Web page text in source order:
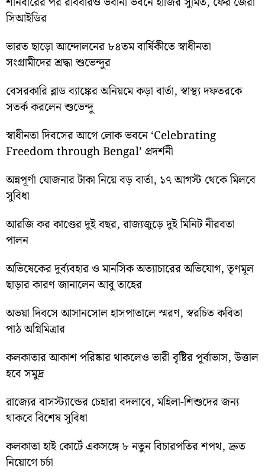
সিআইডির
ভারত ছাড়ো আন্দোলনের ৮৪তম বার্ষিকীতে স্বাধীনতা
সংগ্রামীদের শ্রদ্ধা শুভেন্দুর
বেসরকারি ব্লাড ব্যাঙ্কের অনিয়মে কড়া বার্তা, স্বাস্থ্য দফতরকে
সতর্ক করলেন শুভেন্দু
স্বাধীনতা দিবসের আগে লোক ভবনে ‘Celebrating
Freedom through Bengal’ প্রদর্শনী
অন্নপূর্ণা যোজনার টাকা নিয়ে বড় বার্তা, ১৭ আগস্ট থেকে মিলবে
সুবিধা
আরজি কর কাণ্ডের দুই বছর, রাজ্যজুড়ে দুই মিনিট নীরবতা
পালন
অভিষেকের দুর্ব্যবহার ও মানসিক অত্যাচারের অভিযোগ, তৃণমূল
ছাড়ার কারণ জানালেন আবু তাহের
অভয়া দিবসে আসানসোল হাসপাতালে স্মরণ, স্বরচিত কবিতা
পাঠ অগ্নিমিত্রার
কলকাতার আকাশ পরিষ্কার থাকলেও ভারী বৃষ্টির পূর্বাভাস, উত্তাল
হবে সমুদ্র
রাজ্যের বাসস্ট্যান্ডের চেহারা বদলাবে, মহিলা-শিশুদের জন্য
থাকবে বিশেষ সুবিধা
কলকাতা হাই কোর্টে একসঙ্গে ৮ নতুন বিচারপতির শপথ, দ্রুত
নিয়োগে চর্চা